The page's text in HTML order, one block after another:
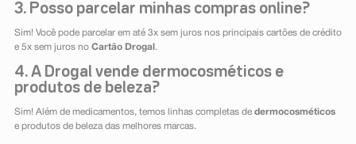
3. Posso parcelar minhas compras online?
Sim! Você pode parcelar em até 3x sem juros nos principais cartões de crédito
e 5x sem juros no Cartão Drogal .
4. A Drogal vende dermocosméticos e
produtos de beleza?
Sim! Além de medicamentos, temos linhas completas de dermocosméticos
e produtos de beleza das melhores marcas.